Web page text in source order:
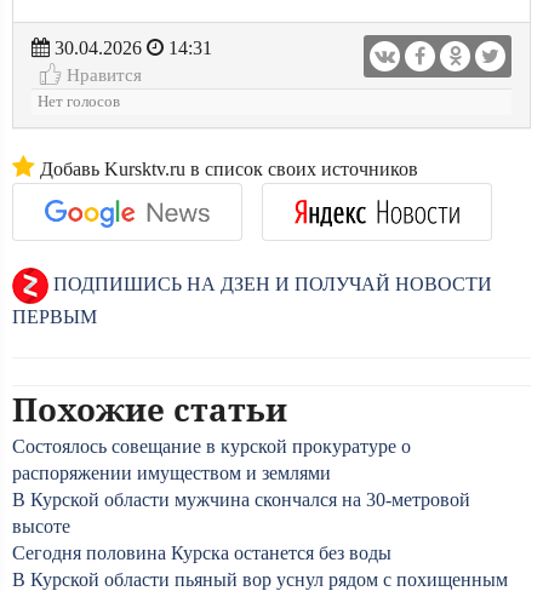
30.04.2026
14:31
Нравится
Нет голосов
Добавь Kursktv.ru в список своих источников
ПОДПИШИСЬ НА ДЗЕН И ПОЛУЧАЙ НОВОСТИ
ПЕРВЫМ
Похожие статьи
Состоялось совещание в курской прокуратуре о
распоряжении имуществом и землями
В Курской области мужчина скончался на 30-метровой
высоте
Сегодня половина Курска останется без воды
В Курской области пьяный вор уснул рядом с похищенным